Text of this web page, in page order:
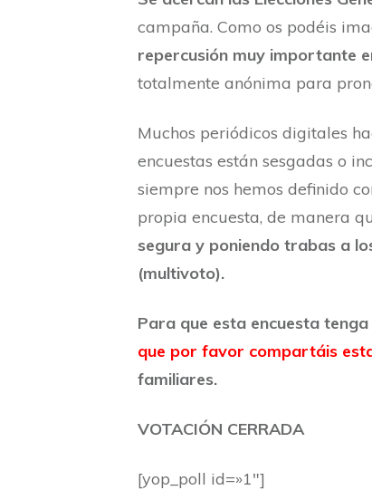
campaña. Como os podéis
repercusión muy importante
totalmente anónima para
Muchos periódicos digitales
encuestas están sesgadas o
siempre nos hemos definido
propia encuesta, de manera
segura y poniendo trabas a
(multivoto).
Para que esta encuesta tenga
que por favor compartáis
familiares.
VOTACIÓN CERRADA
[yop_poll id=»1″]